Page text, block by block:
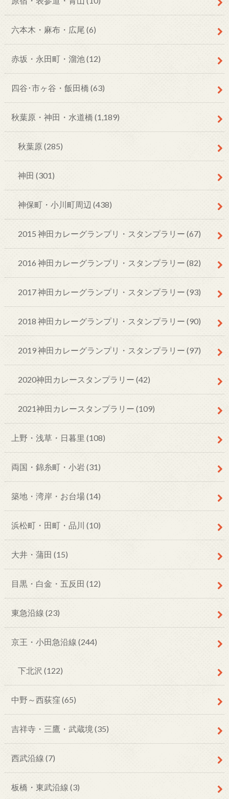
六本木・麻布・広尾 (6)
赤坂・永田町・溜池(12)
四谷･市ヶ谷・飯田橋 (63)
秋葉原・神田・水道橋 (1,189)
秋葉原(285)
神田 (301)
神保町・小川町周辺 (438)
2015 神田カレーグランプリ・スタンプラリー (67)
2016 神田カレーグランプリ・スタンプラリー (82)
2017 神田カレーグランプリ・スタンプラリー (93)
2018 神田カレーグランプリ・スタンプラリー (90)
2019 神田カレーグランプリ・スタンプラリー (97)
2020神田カレースタンプラリー (42)
2021神田カレースタンプラリー (109)
上野・浅草・日暮里 (108)
両国・錦糸町・小岩(31)
築地・湾岸・お台場(14)
浜松町・田町・品川 (10)
大井・蒲田 (15)
目黒・白金・五反田 (12)
東急沿線 (23)
京王・小田急沿線 (244)
下北沢 (122)
中野～西荻窪 (65)
吉祥寺・三鷹・武蔵境 (35)
西武沿線 (7)
板橋・東武沿線 (3)